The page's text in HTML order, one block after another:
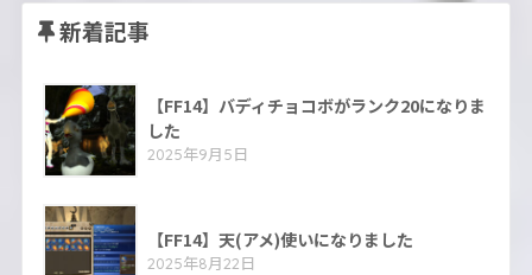
新着記事
【FF14】バディチョコボがランク20になりま
した
2025年9月5日
【FF14】天(アメ)使いになりました
2025年8月22日